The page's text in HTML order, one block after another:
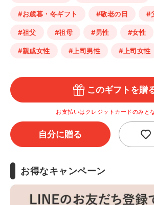
#お歳暮・冬ギフト #敬老の日 #
#祖父 #祖母 #男性 #女性
#親戚女性 #上司男性 #上司女性
このギフトを贈
お支払いはクレジットカードのみと
自分に贈る
お得なキャンペーン